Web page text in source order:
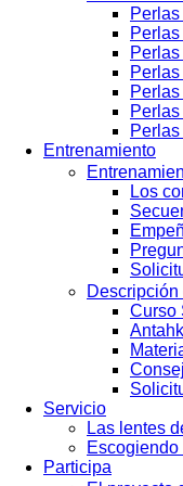
Entrenamiento
Los
Curso
Servicio
Las lentes
Participa